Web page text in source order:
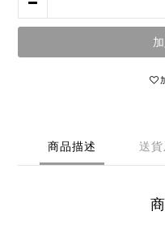
商品描述 送